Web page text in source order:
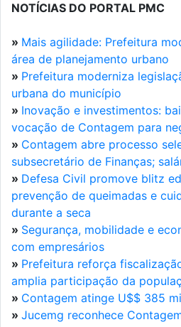
NOTÍCIAS DO PORTAL PMC
» Mais agilidade: Prefeitura
área de planejamento urbano
» Prefeitura moderniza
urbana do município
» Inovação e investimentos:
vocação de Contagem para
» Contagem abre processo
subsecretário de Finanças;
» Defesa Civil promove blitz
prevenção de queimadas e
durante a seca
» Segurança, mobilidade e
com empresários
» Prefeitura reforça
amplia participação da
» Contagem atinge U$$ 385
» Jucemg reconhece